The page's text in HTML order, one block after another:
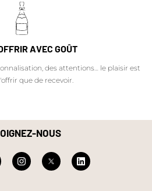
AVEC GOÛT
des attentions… le plaisir est
que de recevoir.
NOUS